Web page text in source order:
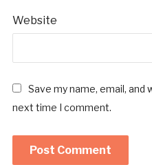
Website
Save my name, email,
next time I comment.